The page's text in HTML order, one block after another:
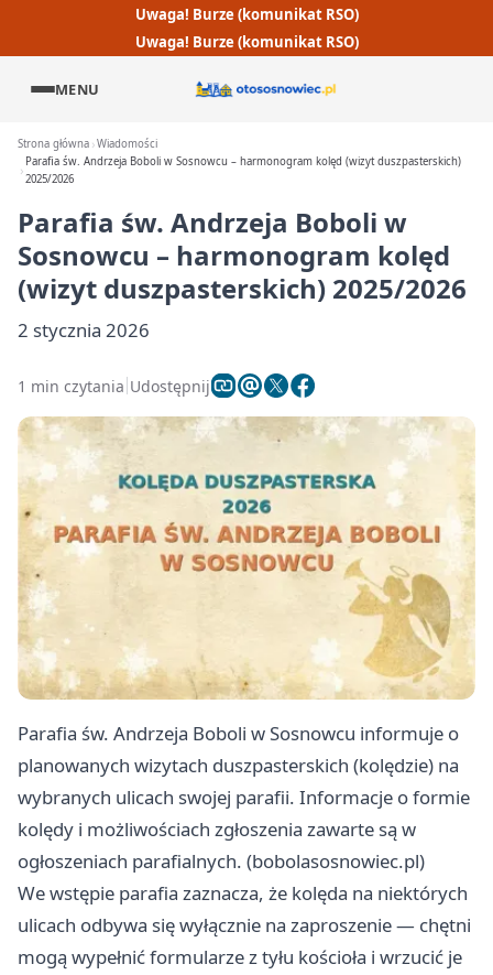
Uwaga! Burze (komunikat RSO)
Uwaga! Burze (komunikat RSO)
MENU
Strona główna Wiadomości
Parafia św. Andrzeja Boboli w Sosnowcu – harmonogram kolęd (wizyt duszpasterskich)
2025/2026
Parafia św. Andrzeja Boboli w
Sosnowcu – harmonogram kolęd
(wizyt duszpasterskich) 2025/2026
2 stycznia 2026
1 min czytania Udostępnij
Parafia św. Andrzeja Boboli w Sosnowcu informuje o
planowanych wizytach duszpasterskich (kolędzie) na
wybranych ulicach swojej parafii. Informacje o formie
kolędy i możliwościach zgłoszenia zawarte są w
ogłoszeniach parafialnych. (bobolasosnowiec.pl)
We wstępie parafia zaznacza, że kolęda na niektórych
ulicach odbywa się wyłącznie na zaproszenie — chętni
mogą wypełnić formularze z tyłu kościoła i wrzucić je